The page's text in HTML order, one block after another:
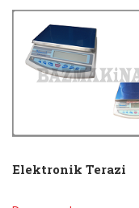
Elektronik Terazi